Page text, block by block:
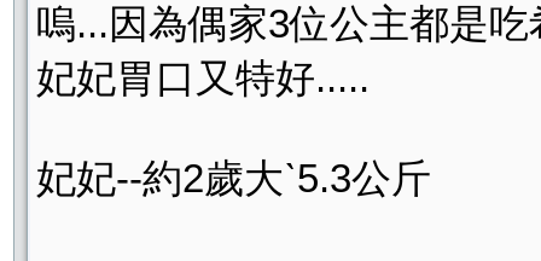
嗚...因為偶家3位公主都是吃
妃妃胃口又特好.....
妃妃--約2歲大ˋ5.3公斤